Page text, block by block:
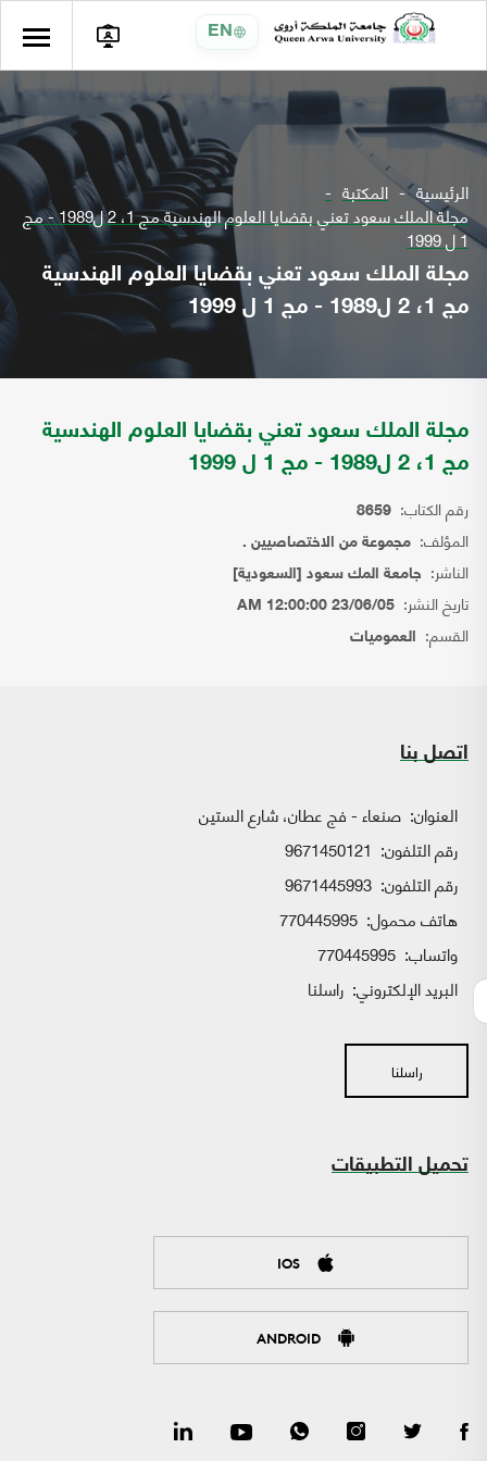
EN
الرئيسية المكتبة
مجلة الملك سعود تعني بقضايا العلوم الهندسية مج 1، 2 ل1989 - مج
1 ل 1999
مجلة الملك سعود تعني بقضايا العلوم الهندسية
مج 1، 2 ل1989 - مج 1 ل 1999
مجلة الملك سعود تعني بقضايا العلوم الهندسية
مج 1، 2 ل1989 - مج 1 ل 1999
رقم الكتاب: 8659
المؤلف: مجموعة من الاختصاصيين .
الناشر: جامعة المك سعود [السعودية]
تاريخ النشر: 23/06/05 12:00:00 AM
القسم: العموميات
اتصل بنا
العنوان: صنعاء - فج عطان، شارع الستين
رقم التلفون: 9671450121
رقم التلفون: 9671445993
هاتف محمول: 770445995
واتساب:
البريد الإلكتروني: راسلنا
راسلنا
تحميل التطبيقات
IOS
ANDROID